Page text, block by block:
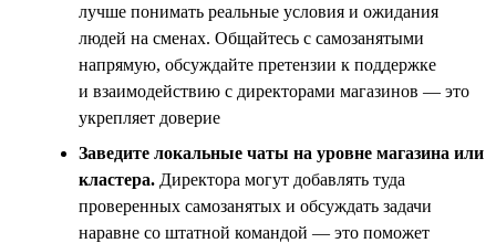
лучше понимать реальные условия и ожидания
людей на сменах. Общайтесь с самозанятыми
напрямую, обсуждайте претензии к поддержке
и взаимодействию с директорами магазинов — это
укрепляет доверие
Заведите локальные чаты на уровне магазина или
кластера. Директора могут добавлять туда
проверенных самозанятых и обсуждать задачи
наравне со штатной командой — это поможет